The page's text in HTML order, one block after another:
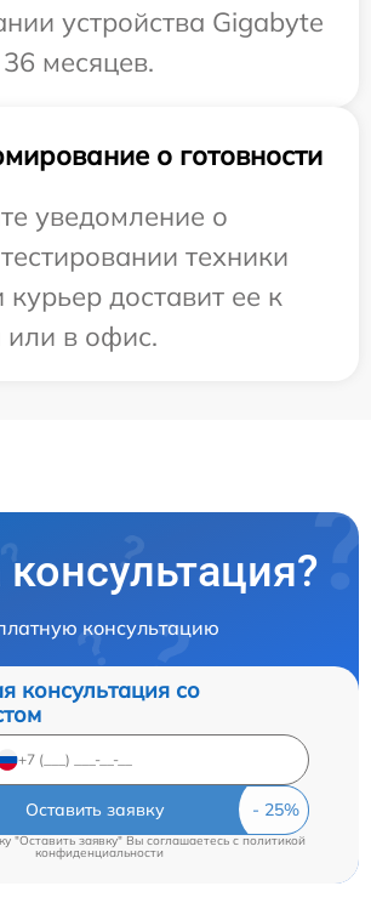
устройства Gigabyte
месяцев.
о готовности
уведомление о
техники
доставит ее к
в офис.
консультацию
консультация со
Оставить заявку
"Оставить заявку" Вы соглашаетесь cполитикой
конфиденциальности